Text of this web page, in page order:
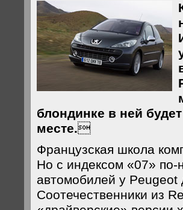
блондинке в ней
месте.
Французская школа
Но с индексом «07» по-
автомобилей у
Соотечественники из